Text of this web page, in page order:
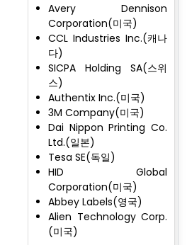
Avery Dennison
Corporation(미국)
CCL Industries Inc.(캐나
다)
SICPA Holding SA(스위
스)
Authentix Inc.(미국)
3M Company(미국)
Dai Nippon Printing Co.
Ltd.(일본)
Tesa SE(독일)
HID Global
Corporation(미국)
Abbey Labels(영국)
Alien Technology Corp.
(미국)